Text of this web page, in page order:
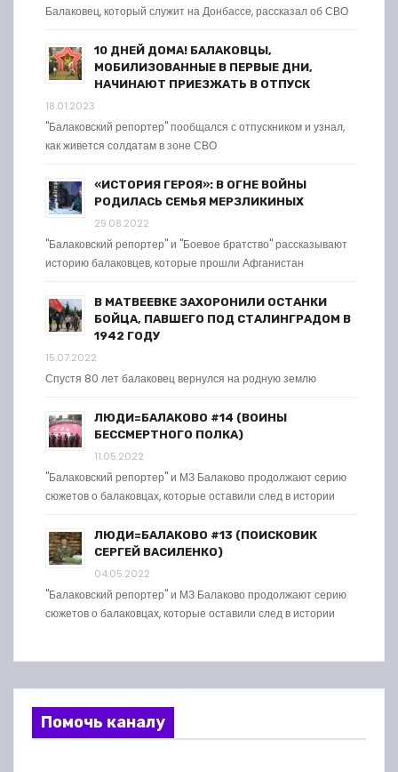
Балаковец, который служит на Донбассе, рассказал об СВО
10 ДНЕЙ ДОМА! БАЛАКОВЦЫ,
МОБИЛИЗОВАННЫЕ В ПЕРВЫЕ ДНИ,
НАЧИНАЮТ ПРИЕЗЖАТЬ В ОТПУСК
18.01.2023
"Балаковский репортер" пообщался с отпускником и узнал,
как живется солдатам в зоне СВО
«ИСТОРИЯ ГЕРОЯ»: В ОГНЕ ВОЙНЫ
РОДИЛАСЬ СЕМЬЯ МЕРЗЛИКИНЫХ
29.08.2022
"Балаковский репортер" и "Боевое братство" рассказывают
историю балаковцев, которые прошли Афганистан
В МАТВЕЕВКЕ ЗАХОРОНИЛИ ОСТАНКИ
БОЙЦА, ПАВШЕГО ПОД СТАЛИНГРАДОМ В
1942 ГОДУ
15.07.2022
Спустя 80 лет балаковец вернулся на родную землю
ЛЮДИ=БАЛАКОВО #14 (ВОИНЫ
БЕССМЕРТНОГО ПОЛКА)
11.05.2022
"Балаковский репортер" и МЗ Балаково продолжают серию
сюжетов о балаковцах, которые оставили след в истории
ЛЮДИ=БАЛАКОВО #13 (ПОИСКОВИК
СЕРГЕЙ ВАСИЛЕНКО)
04.05.2022
"Балаковский репортер" и МЗ Балаково продолжают серию
сюжетов о балаковцах, которые оставили след в истории
Помочь каналу